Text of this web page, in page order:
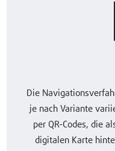
Die
je nach Variante
per QR-Codes, die
digitalen Karte